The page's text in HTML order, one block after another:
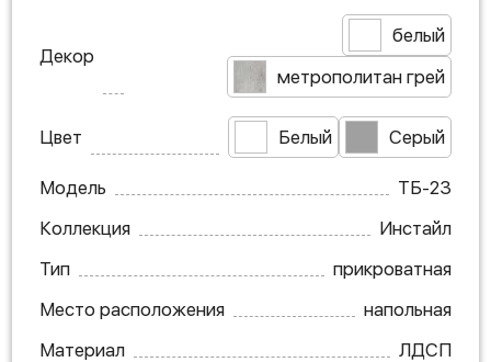
Декор
белый
метрополитан грей
Цвет Белый Серый
Модель
ТБ-23
Коллекция
Инстайл
Тип
прикроватная
Место расположения
напольная
Материал
ЛДСП